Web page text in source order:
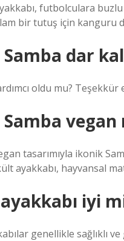
futbolculara
bir tutuş için kanguru
dar
oldu mu?
vegan
tasarımıyla ikonik
ayakkabı, hayvansal
iyi
genellikle sağlıklı